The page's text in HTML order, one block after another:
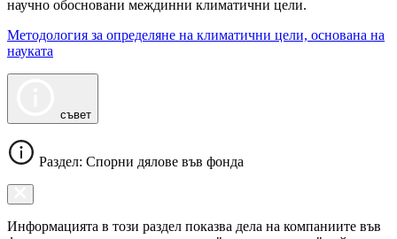
научно обосновани междинни климатични цели.
Методология за определяне на климатични цели, основана на
науката
съвет
Раздел: Спорни дялове във фонда
Информацията в този раздел показва дела на компаниите във